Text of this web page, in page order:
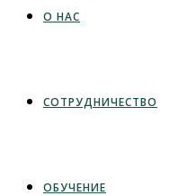
О НАС
СОТРУДНИЧЕСТВО
ОБУЧЕНИЕ